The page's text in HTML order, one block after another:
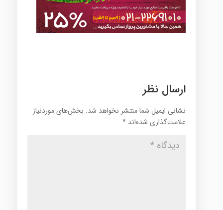
ارسال نظر
نشانی ایمیل شما منتشر نخواهد شد. بخش‌های موردنیاز
علامت‌گذاری شده‌اند *